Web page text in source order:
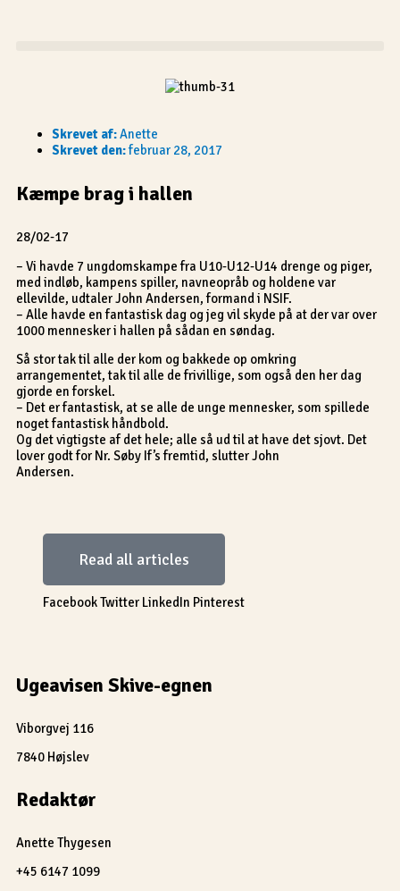
Skrevet af:Anette
Skrevet den:februar 28, 2017
Kæmpe brag i hallen
28/02-17
– Vi havde 7 ungdomskampe fra U10-U12-U14 drenge og piger,
med indløb, kampens spiller, navneopråb og holdene var
ellevilde, udtaler John Andersen, formand i NSIF.
– Alle havde en fantastisk dag og jeg vil skyde på at der var over
1000 mennesker i hallen på sådan en søndag.
Så stor tak til alle der kom og bakkede op omkring
arrangementet, tak til alle de frivillige, som også den her dag
gjorde en forskel.
– Det er fantastisk, at se alle de unge mennesker, som spillede
noget fantastisk håndbold.
Og det vigtigste af det hele; alle så ud til at have det sjovt. Det
lover godt for Nr. Søby If’s fremtid, slutter John
Andersen.
Read all articles
FacebookTwitter LinkedIn Pinterest
Ugeavisen Skive-egnen
Viborgvej 116
7840 Højslev
Redaktør
Anette Thygesen
+45 6147 1099